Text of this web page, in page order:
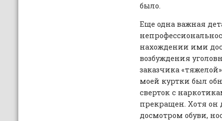
было.
Еще одна важная
нахождении ими
возбуждения
заказчика
моей куртки был
сверток с
прекращен. Хотя он
досмотром обуви,